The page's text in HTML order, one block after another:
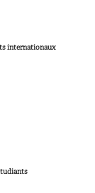
internationaux